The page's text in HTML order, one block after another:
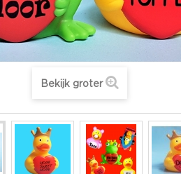
Bekijk groter